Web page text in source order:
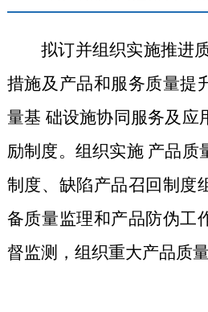
拟订并组织实施推进
措施及产品和服务质量提
量基 础设施协同服务及应
励制度。组织实施 产品质
制度、缺陷产品召回制度
备质量监理和产品防伪工
督监测，组织重大产品质量